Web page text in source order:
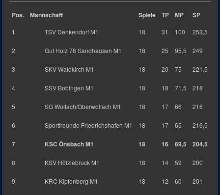
Pos. Mannschaft Spiele TP MP SP
1 TSV Denkendorf M1 18 31 100 253,5
2 Gut Holz 78 Sandhausen M1 18 25 95,5 249
3 SKV Waldkirch M1 18 20 75 221,5
4 SSV Bobingen M1 18 18 71,5 218
5 SG Wolfach/Oberwolfach M1 18 17 66 216
6 Sportfreunde Friedrichshafen M1 18 17 65 216,5
7 KSC Önsbach M1 18 16 69,5 204,5
8 KSV Hölzlebruck M1 18 14 59 200
9 KRC Kipfenberg M1 18 12 60 201